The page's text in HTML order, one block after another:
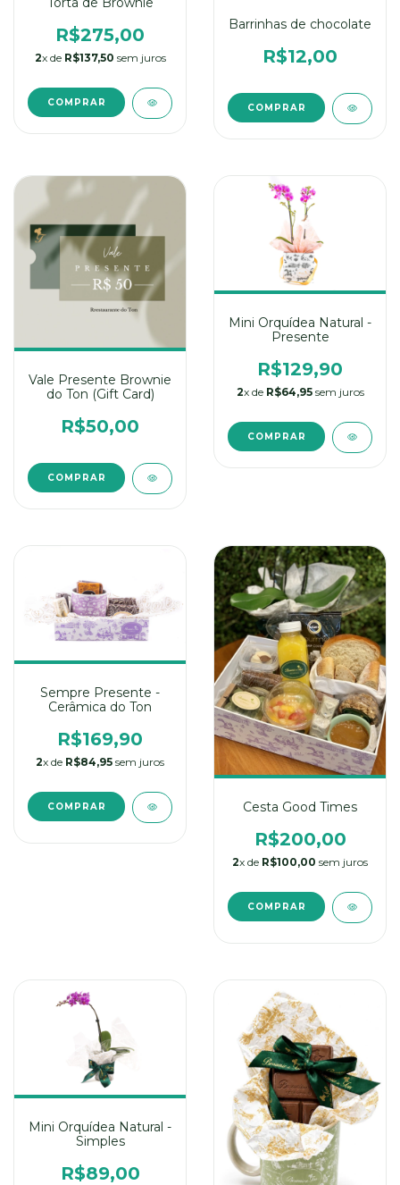
R$275,00
2x de R$137,50 sem juros
COMPRAR
Barrinhas de chocolate
R$12,00
COMPRAR
Vale Presente Brownie
do Ton (Gift Card)
R$50,00
COMPRAR
Mini Orquídea Natural -
Presente
R$129,90
2x de R$64,95sem juros
COMPRAR
Sempre Presente -
Cerâmica do Ton
R$169,90
2x de R$84,95 sem juros
Cesta Good Times
R$200,00
2x de R$100,00 sem juros
Mini Orquídea Natural -
Simples
R$89,00